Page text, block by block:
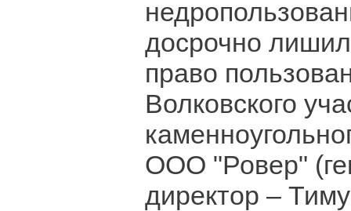
досрочно
право
Волковского
ООО "Ровер"
директор –